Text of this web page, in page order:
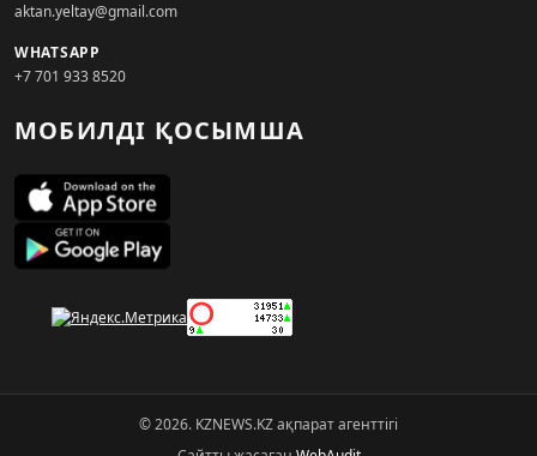
aktan.yeltay@gmail.com
WHATSAPP
+7 701 933 8520
МОБИЛДІ ҚОСЫМША
© 2026. KZNEWS.KZ ақпарат агенттігі